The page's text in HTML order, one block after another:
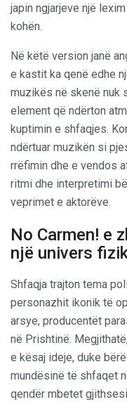
japin ngjarjeve një
kohën.
Në këtë version janë
e kastit ka qenë edhe
muzikës në skenë nuk
element që ndërton
kuptimin e shfaqjes.
ndërtuar muzikën si
rrëfimin dhe e vendos
ritmi dhe interpretimi
veprimet e aktorëve.
No Carmen! e
një univers
Shfaqja trajton tema
personazhit ikonik të
arsye, producentët
në Prishtinë.
e kësaj ideje, duke
mundësinë të shfaqet
qendër mbetet